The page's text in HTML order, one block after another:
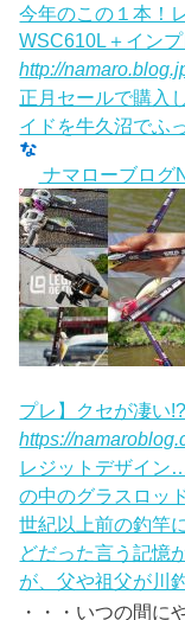
今年のこの１本！
WSC610L＋イン
http://
正月セールで購入
イドを牛久沼でふ
ナマローブログ
プレ】クセが凄い
https://
レジットデザイン
の中のグラスロッ
世紀以上前の釣竿
どだった言う記憶
が、父や祖父が川
・・・いつの間に